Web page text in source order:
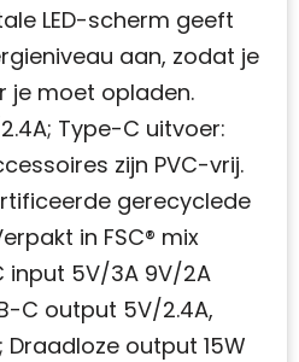
LED-scherm geeft
aan, zodat je
je moet opladen.
Type-C uitvoer:
zijn PVC-vrij.
gerecyclede
in FSC® mix
input 5V/3A 9V/2A
C output 5V/2.4A,
Draadloze output 15W